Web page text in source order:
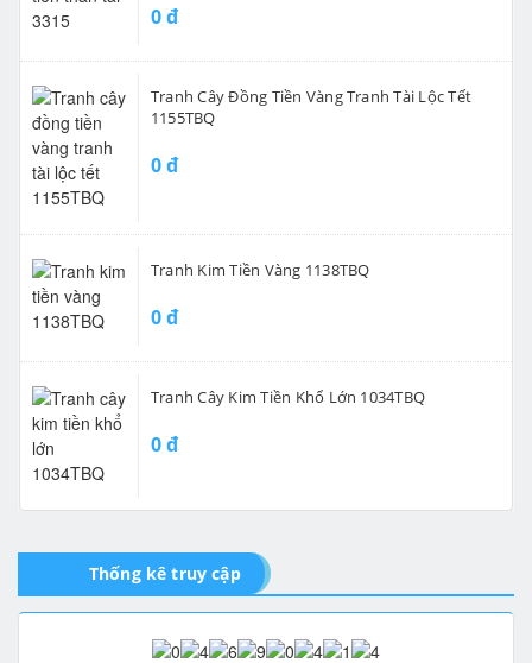
0 đ
Tranh Cây Đồng Tiền Vàng Tranh Tài Lộc Tết
1155TBQ
0 đ
Tranh Kim Tiền Vàng 1138TBQ
0 đ
Tranh Cây Kim Tiền Khổ Lớn 1034TBQ
0 đ
Thống kê truy cập